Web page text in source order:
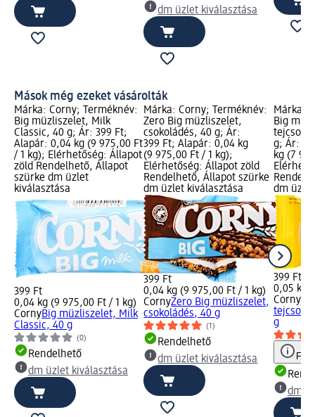
dm üzlet kiválasztása
Mások még ezeket vásárolták
Márka: Corny; Terméknév:
Big müzliszelet, Milk
Classic, 40 g; Ár: 399 Ft;
Alapár: 0,04 kg (9 975,00 Ft
/ 1 kg); Elérhetőség: Állapot
zöld Rendelhető, Állapot
szürke dm üzlet
kiválasztása
399 Ft
0,04 kg (9 975,00 Ft / 1 kg)
CornyBig müzliszelet, Milk
Classic, 40 g
(0)
Rendelhető
dm üzlet kiválasztása
Márka: Corny; Terméknév:
Zero Big müzliszelet,
csokoládés, 40 g; Ár:
399 Ft; Alapár: 0,04 kg
(9 975,00 Ft / 1 kg);
Elérhetőség: Állapot zöld
Rendelhető, Állapot szürke
dm üzlet kiválasztása
399 Ft
0,04 kg (9 975,00 Ft / 1 kg)
CornyZero Big müzliszelet,
csokoládés, 40 g
(1)
Rendelhető
dm üzlet kiválasztása
Márka:
Big
g; Ár:
kg (7
dm
399 Ft
0,05 kg
Corny
g
dm